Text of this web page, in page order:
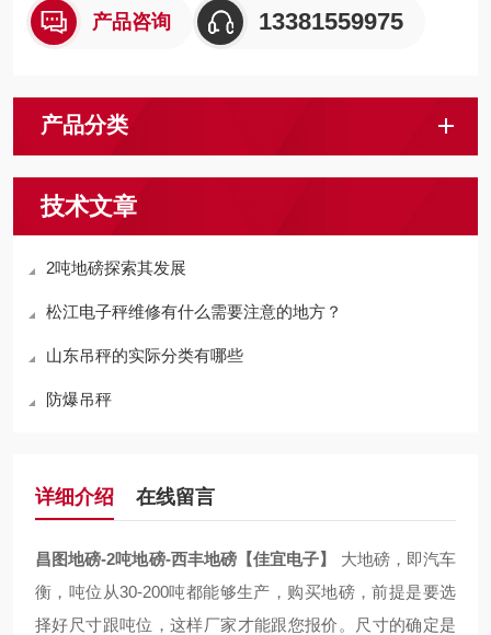
产品咨询 13381559975
产品分类
技术文章
2吨地磅探索其发展
松江电子秤维修有什么需要注意的地方？
山东吊秤的实际分类有哪些
防爆吊秤
详细介绍 在线留言
昌图地磅-2吨地磅-西丰地磅【佳宜电子】 大地磅，即汽车
衡，吨位从30-200吨都能够生产，购买地磅，前提是要选
择好尺寸跟吨位，这样厂家才能跟您报价。尺寸的确定是